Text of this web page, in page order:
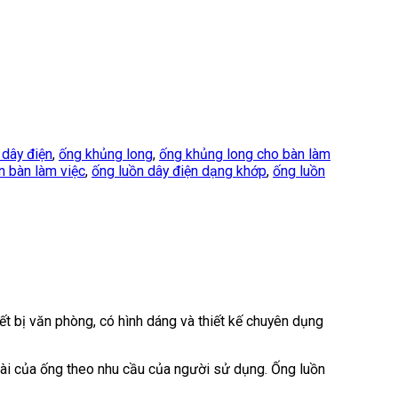
điện, ống khủng long, ống khủng long cho bàn làm
bàn làm việc, ống luồn dây điện dạng khớp, ống luồn
văn phòng, có hình dáng và thiết kế chuyên dụng
của ống theo nhu cầu của người sử dụng. Ống luồn